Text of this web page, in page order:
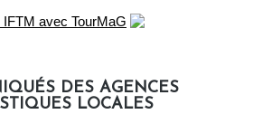
DES AGENCES
LOCALES